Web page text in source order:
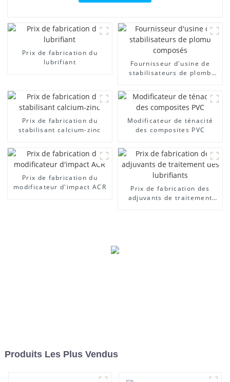
Prix ​​de fabrication du
lubrifiant
Fournisseur d'usine de
stabilisateurs de plomb
Prix ​​de fabrication du
stabilisant calcium-zinc
Modificateur de ténacité
des composites PVC
Prix ​​de fabrication du
modificateur d'impact ACR
Prix ​​de fabrication des
adjuvants de traitement
Produits Les Plus Vendus